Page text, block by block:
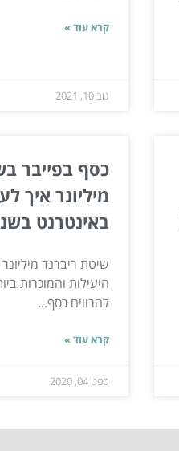
קרא עוד »
נוב 10, 2021
כסף בפייבר
מיליונר איך
באינטרנט בשנת
שיטת ריברנד
היעילות והמוכרות
להרוויח כסף...
קרא עוד »
ספט 04, 2020